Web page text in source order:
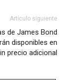
Artículo siguiente
de James Bond
disponibles en
precio adicional